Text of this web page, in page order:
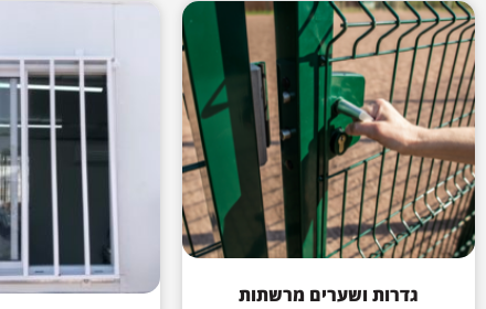
גדרות ושערים מרשתות